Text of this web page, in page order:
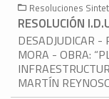
Resoluciones
RESOLUCIÓN
DESADJUDICAR -
MORA - OBRA:
MARTÍN